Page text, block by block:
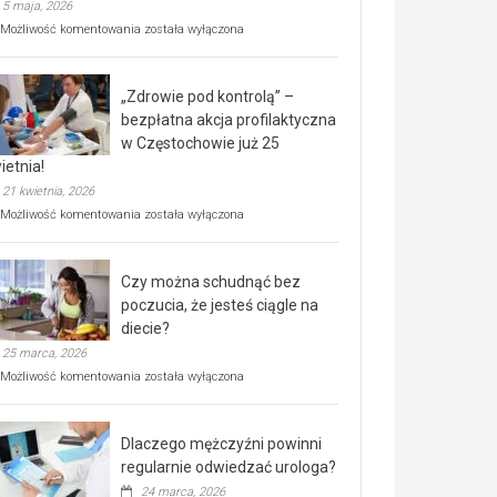
5 maja, 2026
Możliwość komentowania Rusza
rehabilitacji
dla
seniorów!
została wyłączona
„Zdrowie pod kontrolą” –
bezpłatna akcja profilaktyczna
w Częstochowie już 25
21 kwietnia, 2026
Możliwość komentowania „Zdrowie
bezpłatna
akcja
profilaktyczna
w
już
kwietnia!
została wyłączona
Czy można schudnąć bez
poczucia, że jesteś ciągle na
diecie?
25 marca, 2026
Możliwość komentowania Czy
poczucia,
że
została wyłączona
Dlaczego mężczyźni powinni
regularnie odwiedzać urologa?
24 marca, 2026